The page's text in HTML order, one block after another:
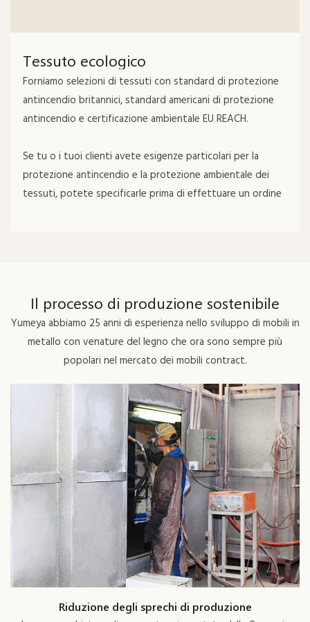
Tessuto ecologico
Forniamo selezioni di tessuti con standard di protezione
antincendio britannici, standard americani di protezione
antincendio e certificazione ambientale EU REACH.
Se tu o i tuoi clienti avete esigenze particolari per la
protezione antincendio e la protezione ambientale dei
tessuti, potete specificarle prima di effettuare un ordine
Il processo di produzione sostenibile
Yumeya abbiamo 25 anni di esperienza nello sviluppo di mobili in
metallo con venature del legno che ora sono sempre più
popolari nel mercato dei mobili contract.
Riduzione degli sprechi di produzione